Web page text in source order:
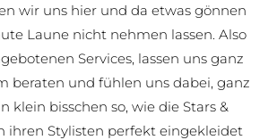
wir uns hier und da etwas gönnen
Laune nicht nehmen lassen. Also
Services, lassen uns ganz
beraten und fühlen uns dabei, ganz
klein bisschen so, wie die Stars &
ihren Stylisten perfekt eingekleidet